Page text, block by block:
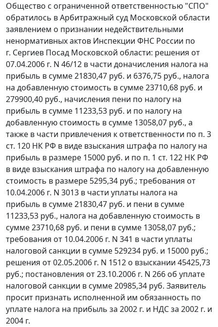
Общество с ограниченной ответственностью "СПО"
обратилось в Арбитражный суд Московской области
заявлением о признании недействительными
ненормативных актов Инспекции ФНС России по
г. Сергиев Посад Московской области: решения от
07.04.2006 г. N 46/12 в части доначисления налога на
прибыль в сумме 21830,47 руб. и 6376,75 руб., налога
на добавленную стоимость в сумме 23710,68 руб. и
279900,40 руб., начисления пени по налогу на
прибыль в сумме 11233,53 руб. и по налогу на
добавленную стоимость в сумме 13058,07 руб., а
также в части привлечения к ответственности по п. 3
ст. 120 НК РФ в виде взыскания штрафа по налогу на
прибыль в размере 15000 руб. и по п. 1 ст. 122 НК РФ
в виде взыскания штрафа по налогу на добавленную
стоимость в размере 5295,34 руб.; требования от
10.04.2006 г. N 3013 в части уплаты налога на
прибыль в сумме 21830,47 руб. и пени в сумме
11233,53 руб., налога на добавленную стоимость в
сумме 23710,68 руб. и пени в сумме 13058,07 руб.;
требования от 10.04.2006 г. N 341 в части уплаты
налоговой санкции в сумме 529234 руб. и 15000 руб.;
решения от 02.05.2006 г. N 1512 о взыскании 45425,73
руб.; постановления от 23.10.2006 г. N 266 об уплате
налоговой санкции в сумме 20985,34 руб. Заявитель
просит признать исполненной им обязанность по
уплате налога на прибыль за 2002 г. и НДС за 2002 г. и
2004 г.